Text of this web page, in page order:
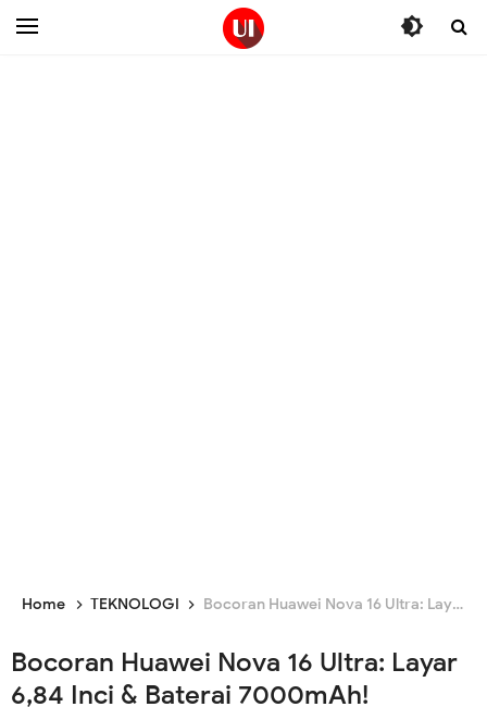
Home TEKNOLOGI Bocoran Huawei Nova 16 Ultra: Layar 6,84 Inci & Baterai 7000mAh!
Bocoran Huawei Nova 16 Ultra: Layar
6,84 Inci & Baterai 7000mAh!